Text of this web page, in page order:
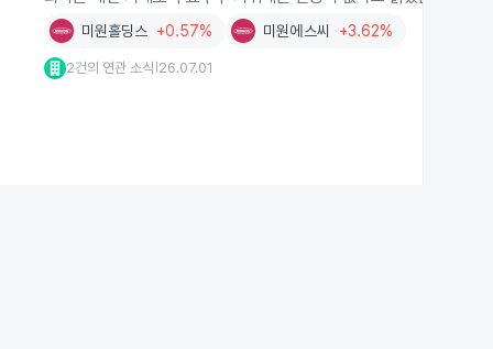
미원홀딩스 +0.57% 미원에스씨 +3.62%
2건의 연관 소식 26.07.01